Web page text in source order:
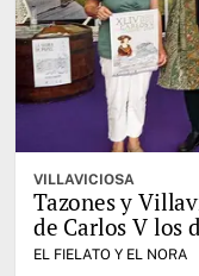
VILLAVICIOSA
Tazones y
de Carlos V los
EL FIELATO Y EL NORA